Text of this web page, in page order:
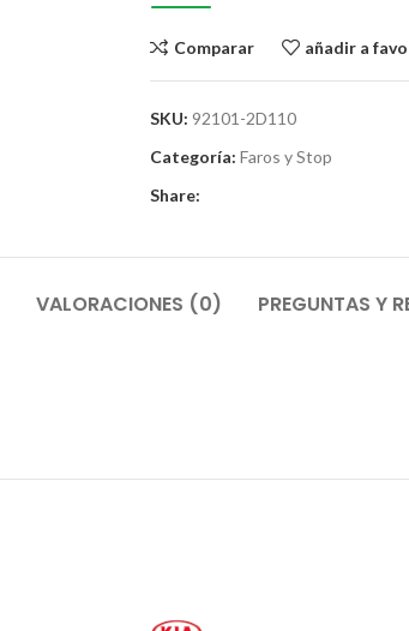
Comparar añadir a
SKU: 92101-2D110
Categoría: Faros y Stop
Share:
VALORACIONES (0) PREGUNTAS Y